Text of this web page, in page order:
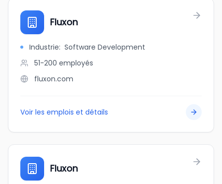
Fluxon
Industrie: Software Development
51-200 employés
fluxon.com
Voir les emplois et détails
Fluxon